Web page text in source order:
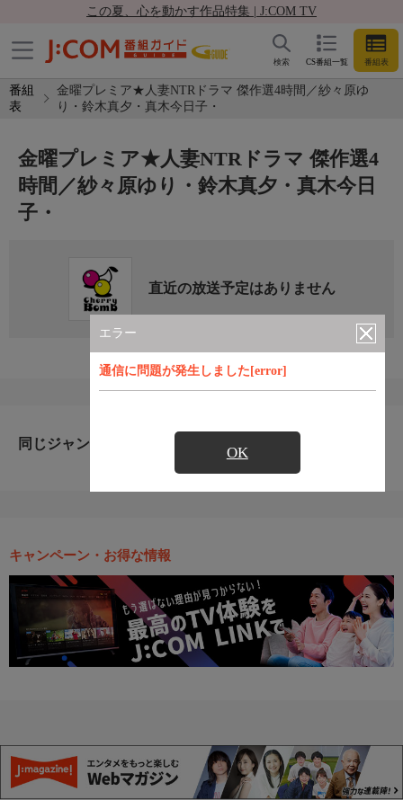
この夏、心を動かす作品特集 | J:COM TV
CS番組一覧 番組表
検索
番組
表
金曜プレミア★人妻NTRドラマ 傑作選4時間／紗々原ゆ
り・鈴木真夕・真木今日子・
エラー
通信に問題が発生しました[error]
OK
金曜プレミア★人妻NTRドラマ 傑作選4
時間／紗々原ゆり・鈴木真夕・真木今日
子・
直近の放送予定はありません
同じジャンルのおすすめ番組
キャンペーン・お得な情報